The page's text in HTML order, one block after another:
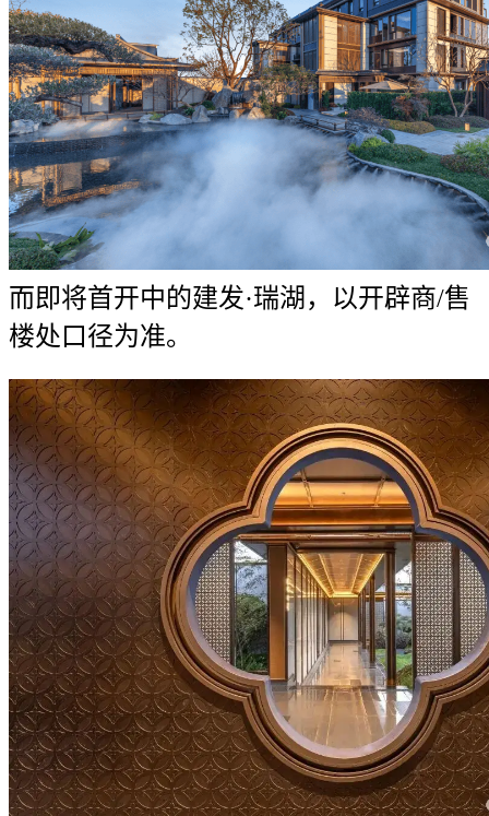
而即将首开中的建发·瑞湖，以开辟商/售
楼处口径为准。